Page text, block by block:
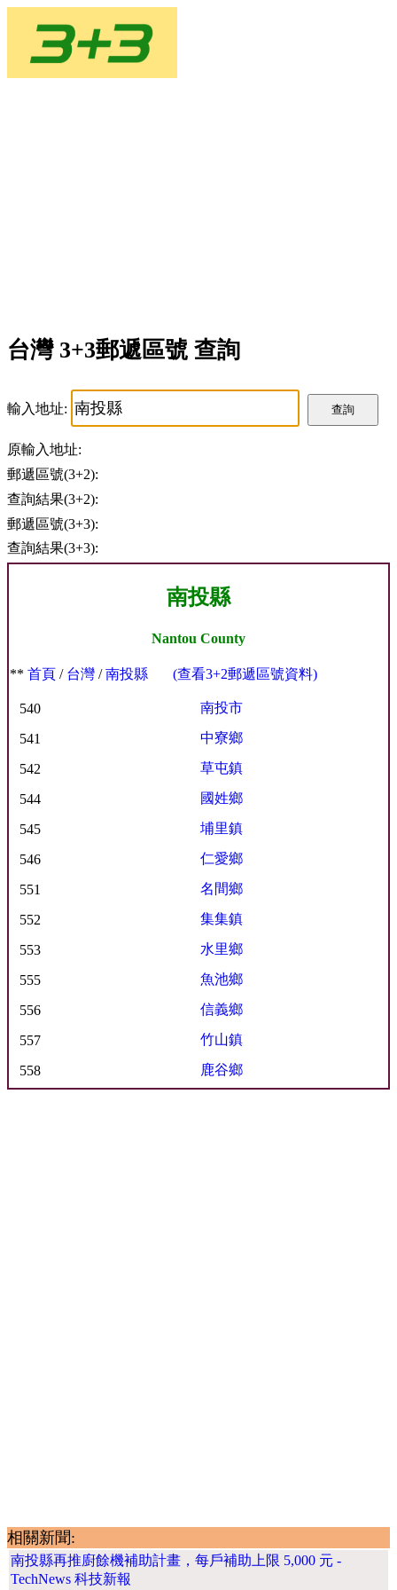
台灣 3+3郵遞區號 查詢
輸入地址: 查詢
原輸入地址:
郵遞區號(3+2):
查詢結果(3+2):
郵遞區號(3+3):
查詢結果(3+3):
南投縣
Nantou County
** 首頁 / 台灣 /南投縣 (查看3+2郵遞區號資料)
540 南投市
541 中寮鄉
542 草屯鎮
544 國姓鄉
545 埔里鎮
546 仁愛鄉
551 名間鄉
552 集集鎮
553 水里鄉
555 魚池鄉
556 信義鄉
557 竹山鎮
558 鹿谷鄉
相關新聞:
南投縣再推廚餘機補助計畫，每戶補助上限 5,000 元 -
TechNews 科技新報